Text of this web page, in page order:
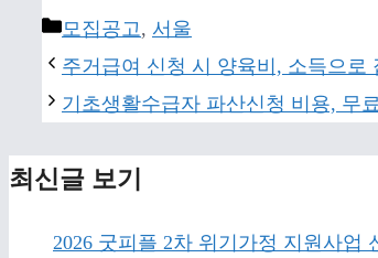
Categories
모집공고, 서울
주거급여 신청 시 양육비, 소득으로
기초생활수급자 파산신청 비용, 무
최신글 보기
2026 굿피플 2차 위기가정 지원사업